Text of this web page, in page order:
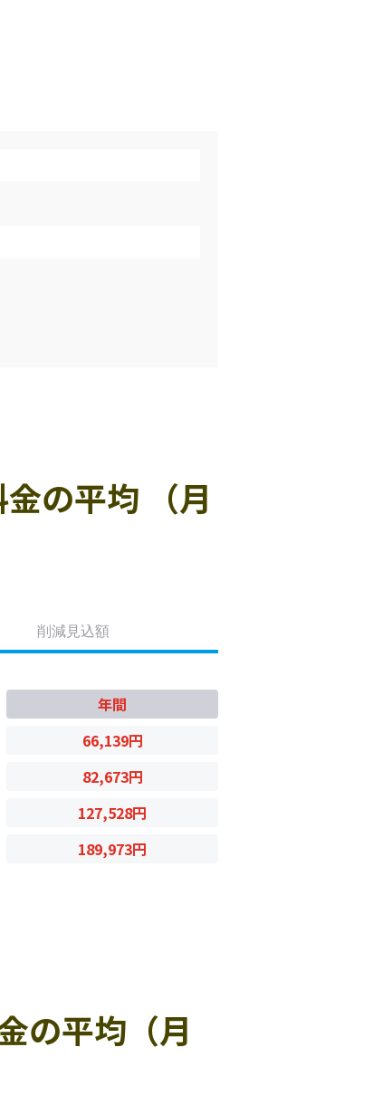
の平均 （月
削減見込額
年間
66,139円
82,673円
127,528円
189,973円
の平均（月